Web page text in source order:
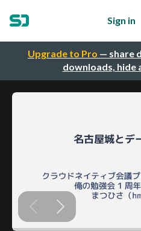
Upgrade to Pro — share
downloads, hide
Sign in